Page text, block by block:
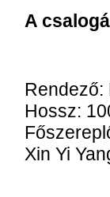
A
Rendező:
Hossz:
Xin Yi